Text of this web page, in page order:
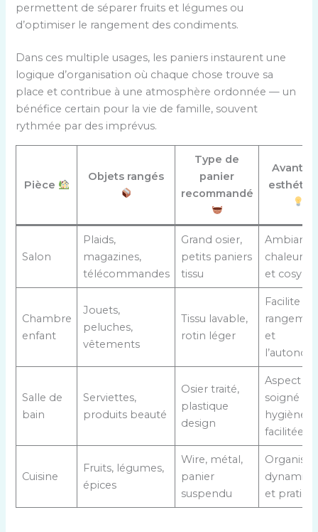
permettent de séparer fruits et légumes ou
d’optimiser le rangement des condiments.
Dans ces multiple usages, les paniers instaurent une
logique d’organisation où chaque chose trouve sa
place et contribue à une atmosphère ordonnée — un
bénéfice certain pour la vie de famille, souvent
rythmée par des imprévus.
Pièce
Objets rangés
Type de
panier
recommandé
Salon
Plaids,
magazines,
télécommandes
Grand osier,
petits paniers
tissu
Ambiance
et cosy
Chambre
enfant
Jouets,
peluches,
vêtements
Tissu lavable,
rotin léger
Facilite le
et
Salle de
bain
Serviettes,
produits beauté
Osier traité,
plastique
design
Aspect
soigné et
hygiène
facilitée
Cuisine
Fruits, légumes,
épices
Wire, métal,
panier
suspendu
et